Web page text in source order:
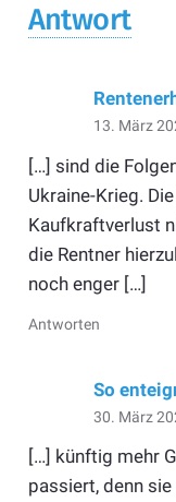
Antwort
13. März
[…] sind die
Ukraine-Krieg.
Kaufkraftverlust
die Rentner
noch enger […]
Antworten
So
30. März
[…] künftig mehr
passiert, denn